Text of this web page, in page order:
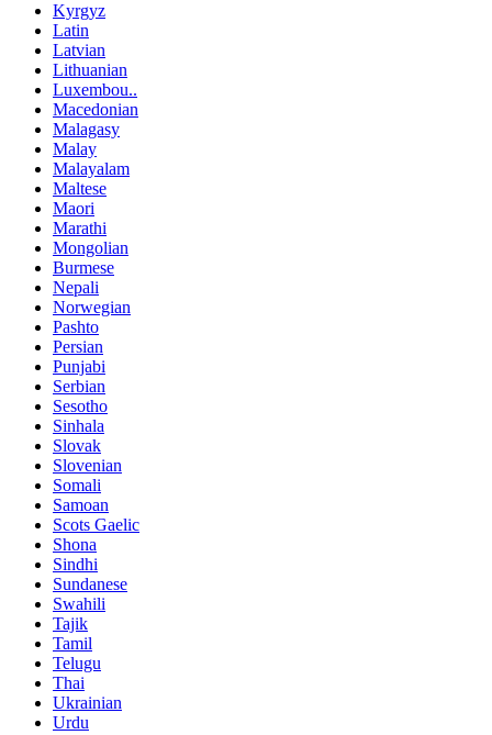
Kyrgyz
Latin
Latvian
Lithuanian
Luxembou..
Macedonian
Malagasy
Malay
Malayalam
Maltese
Maori
Marathi
Mongolian
Burmese
Nepali
Norwegian
Pashto
Persian
Punjabi
Serbian
Sesotho
Sinhala
Slovak
Slovenian
Somali
Samoan
Scots Gaelic
Shona
Sindhi
Sundanese
Swahili
Tajik
Tamil
Telugu
Thai
Ukrainian
Urdu